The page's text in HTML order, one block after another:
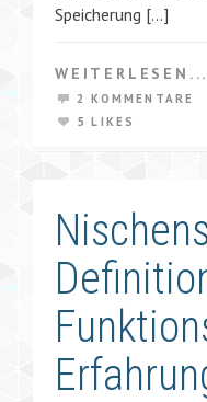
Speicherung […]
WEITERLESEN...
2 KOMMENTARE
5 LIKES